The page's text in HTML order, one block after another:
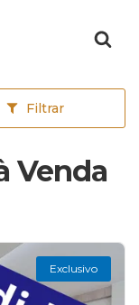
Filtrar
Venda
Exclusivo